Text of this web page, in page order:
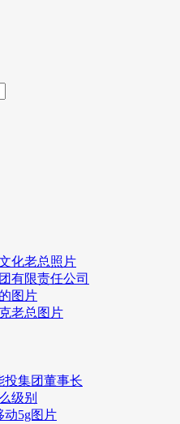
化老总照片
有限责任公司
图片
老总图片
投集团董事长
级别
动5g图片